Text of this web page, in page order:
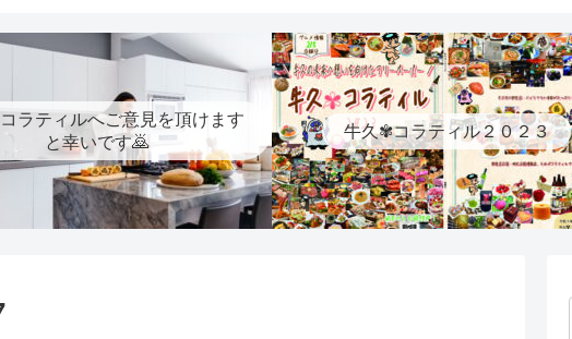
ラティルへご意見を頂けます
と幸いです🙇
牛久✾コラティル２０２３